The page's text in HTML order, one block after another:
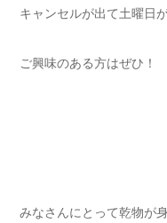
キャンセルが出て土曜日
ご興味のある方はぜひ！
みなさんにとって乾物が